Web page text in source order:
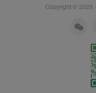
Copyright © 2025 ·